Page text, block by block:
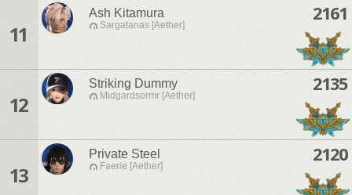
11
Ash Kitamura
Sargatanas [Aether]
2161
12
Striking Dummy
Midgardsormr [Aether]
2135
13
Private Steel
Faerie [Aether]
2120